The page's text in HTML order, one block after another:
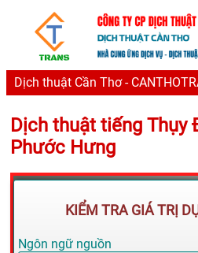
Dịch thuật Cần Thơ -
Dịch thuật tiếng Thụy
Phước Hưng
KIỂM TRA GIÁ TRỊ
Ngôn ngữ nguồn